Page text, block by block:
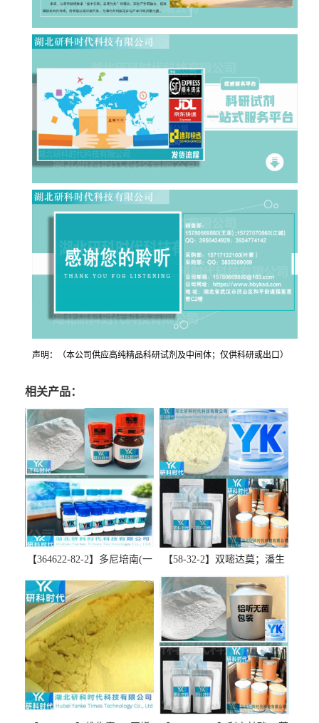
声明：（本公司供应高纯精品科研试剂及中间体；仅供科研或出口）
相关产品：
【364622-82-2】多尼培南(一
精品科研试剂-湖北研科时代
科技-“研”无止境;“科”学创
新！支持三方验证；支持定
制；检测图谱；MSDS等技术
支持！
【58-32-2】双嘧达莫；潘生
丁-精品科研试剂-湖北研科时
代科技-“研”无止境;“科”学创
新！支持三方验证；支持定
制；检测图谱；MSDS等技术
支持！